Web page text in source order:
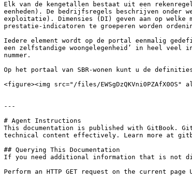
Elk van de kengetallen bestaat uit een
eenheden). De bedrijfsregels beschrijven onder
exploitatie). Dimensies (DI) geven aan op welke
prestatie-indicatoren te groeperen worden
Iedere element wordt op de portal eenmalig
een zelfstandige woongelegenheid’ in heel
nummer.
Op het portaal van SBR-wonen kunt u de
<figure><img src="/files/
---
# Agent Instructions
This documentation is published with GitBook.
technical content effectively. Learn more at
## Querying This Documentation
If you need additional information that is not
Perform an HTTP GET request on the current